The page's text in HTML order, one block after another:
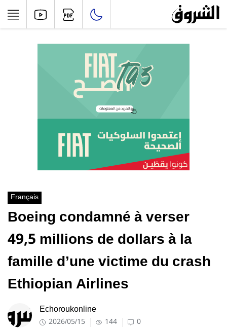
Français
Boeing condamné à verser
49,5 millions de dollars à la
famille d’une victime du crash
Ethiopian Airlines
Echoroukonline
2026/05/15 144 0